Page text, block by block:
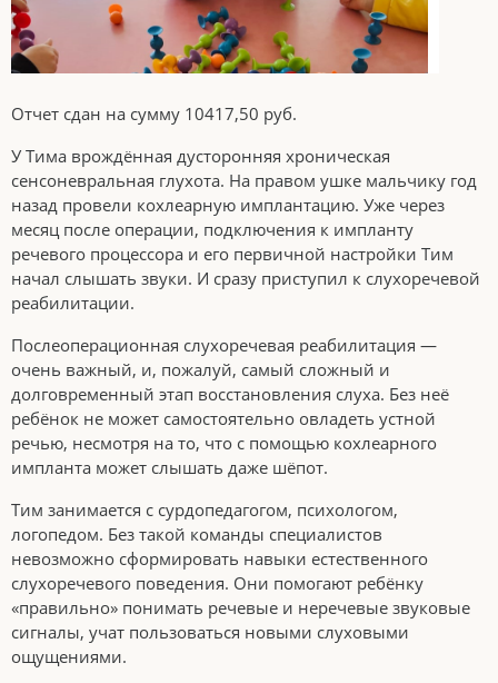
Отчет сдан на сумму 10417,50 руб.
У Тима врождённая дусторонняя хроническая
сенсоневральная глухота. На правом ушке мальчику год
назад провели кохлеарную имплантацию. Уже через
месяц после операции, подключения к импланту
речевого процессора и его первичной настройки Тим
начал слышать звуки. И сразу приступил к слухоречевой
реабилитации.
Послеоперационная слухоречевая реабилитация —
очень важный, и, пожалуй, самый сложный и
долговременный этап восстановления слуха. Без неё
ребёнок не может самостоятельно овладеть устной
речью, несмотря на то, что с помощью кохлеарного
импланта может слышать даже шёпот.
Тим занимается с сурдопедагогом, психологом,
логопедом. Без такой команды специалистов
невозможно сформировать навыки естественного
слухоречевого поведения. Они помогают ребёнку
«правильно» понимать речевые и неречевые звуковые
сигналы, учат пользоваться новыми слуховыми
ощущениями.